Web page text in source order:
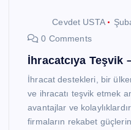
Cevdet USTA
0 Comments
İhracatcıya Teşvik
İhracat destekleri, bir
ve ihracatı teşvik etmek
avantajlar ve
firmaların rekabet